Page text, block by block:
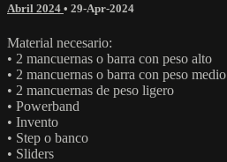
Abril 2024 • 29-Apr-2024
Material necesario:
• 2 mancuernas o barra con peso alto
• 2 mancuernas o barra con peso medio
• 2 mancuernas de peso ligero
• Powerband
• Invento
• Step o banco
• Sliders